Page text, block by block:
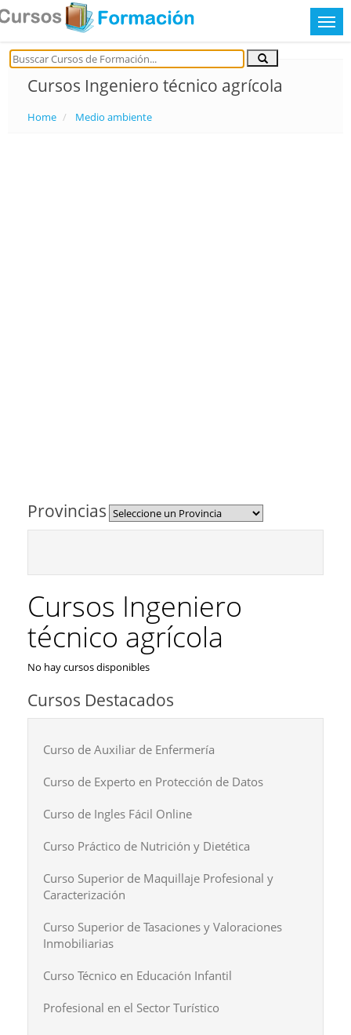
Cursos Ingeniero técnico agrícola
Home Medio ambiente
Provincias
Cursos Ingeniero
técnico agrícola
No hay cursos disponibles
Cursos Destacados
Curso de Auxiliar de Enfermería
Curso de Experto en Protección de Datos
Curso de Ingles Fácil Online
Curso Práctico de Nutrición y Dietética
Curso Superior de Maquillaje Profesional y
Caracterización
Curso Superior de Tasaciones y Valoraciones
Inmobiliarias
Curso Técnico en Educación Infantil
Profesional en el Sector Turístico